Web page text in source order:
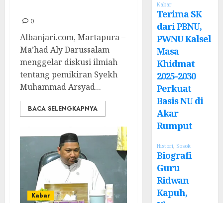
0
Albanjari.com, Martapura –
Ma’had Aly Darussalam
menggelar diskusi ilmiah
tentang pemikiran Syekh
Muhammad Arsyad...
BACA SELENGKAPNYA
Kabar
Kabar
Terima SK
dari PBNU,
PWNU Kalsel
Masa
Khidmat
2025-2030
Perkuat
Basis NU di
Akar
Rumput
Histori, Sosok
Biografi
Guru
Ridwan
Kapuh,